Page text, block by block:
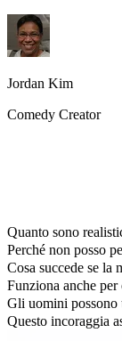
Jordan Kim
Comedy Creator
Quanto sono
Perché non posso
Cosa succede se la
Funziona anche
Gli uomini possono
Questo incoraggia